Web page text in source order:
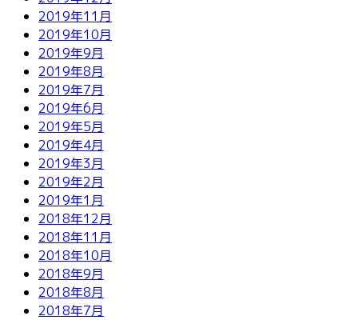
2019年11月
2019年10月
2019年9月
2019年8月
2019年7月
2019年6月
2019年5月
2019年4月
2019年3月
2019年2月
2019年1月
2018年12月
2018年11月
2018年10月
2018年9月
2018年8月
2018年7月